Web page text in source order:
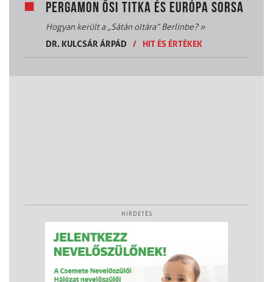
PERGAMON ŐSI TITKA ÉS EURÓPA SORSA
Hogyan került a „Sátán oltára” Berlinbe?»
DR. KULCSÁR ÁRPÁD
/ HIT ÉS ÉRTÉKEK
HIRDETÉS